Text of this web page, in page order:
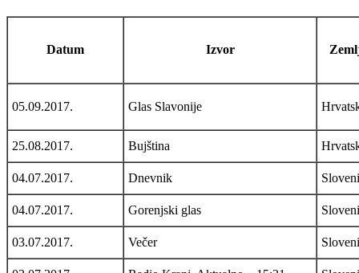
Datum Izvor
05.09.2017. Glas Slavonije
25.08.2017. Bujština
04.07.2017. Dnevnik
04.07.2017. Gorenjski glas
03.07.2017. Večer